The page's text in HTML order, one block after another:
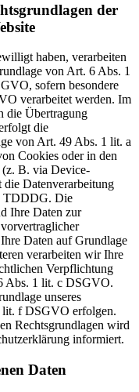
der
haben, verarbeiten
von Art. 6 Abs. 1
sofern besondere
verarbeitet werden. Im
die Übertragung
die
von Art. 49 Abs. 1 lit. a
Cookies oder in den
B. via Device-
Datenverarbeitung
TDDDG. Die
Ihre Daten zur
Daten auf Grundlage
verarbeiten wir Ihre
Verpflichtung
Abs. 1 lit. c DSGVO.
unseres
lit. f DSGVO erfolgen.
Rechtsgrundlagen wird
informiert.
Daten